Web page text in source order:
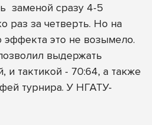
заменой сразу 4-5
раз за четверть. Но на
эффекта это не возымело.
выдержать
и тактикой - 70:64, а также
турнира. У НГАТУ-